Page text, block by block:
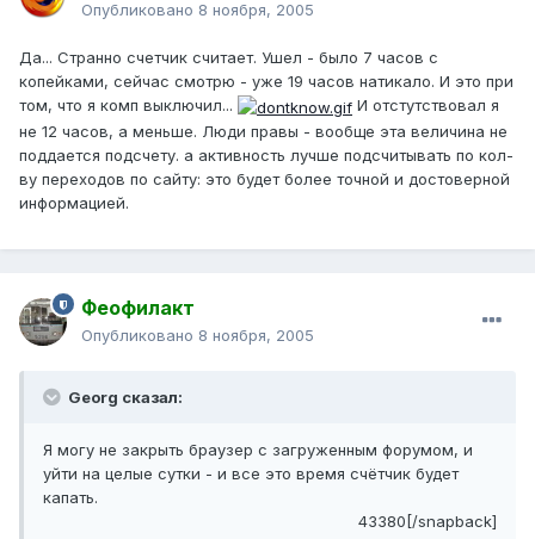
Опубликовано 8 ноября, 2005
Да... Странно счетчик считает. Ушел - было 7 часов с
копейками, сейчас смотрю - уже 19 часов натикало. И это при
том, что я комп выключил...
И отстутствовал я
не 12 часов, а меньше. Люди правы - вообще эта величина не
поддается подсчету. а активность лучше подсчитывать по кол-
ву переходов по сайту: это будет более точной и достоверной
информацией.
Феофилакт
Опубликовано 8 ноября, 2005
Georg сказал:
Я могу не закрыть браузер с загруженным форумом, и
уйти на целые сутки - и все это время счётчик будет
капать.
43380[/snapback]